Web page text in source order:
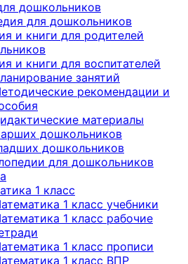
дошкольников
для дошкольников
и книги для родителей
и книги для воспитателей
занятий
рекомендации и
материалы
дошкольников
дошкольников
для дошкольников
1 класс
1 класс учебники
1 класс рабочие
1 класс прописи
1 класс ВПР